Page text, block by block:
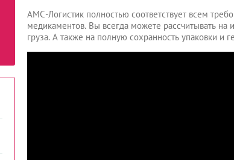
АМС-Логистик полностью соответствует всем
медикаментов. Вы всегда можете рассчитывать
груза. А также на полную сохранность упаковки и